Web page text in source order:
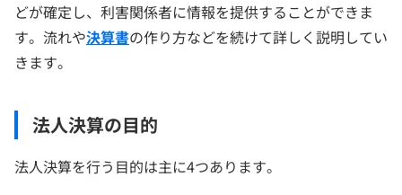
どが確定し、利害関係者に情報を提供することができま
す。流れや決算書の作り方などを続けて詳しく説明してい
きます。
法人決算の目的
法人決算を行う目的は主に4つあります。